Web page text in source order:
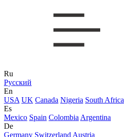
Ru
Русский
En
USA UK Canada Nigeria South Africa
Es
Mexico Spain Colombia Argentina
De
Germany Switzerland Austria